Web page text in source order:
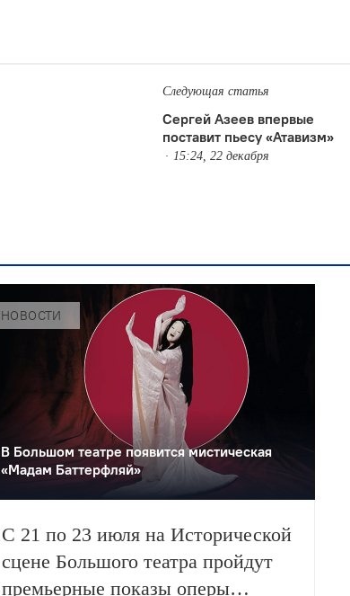
Следующая статья
Сергей Азеев впервые
поставит пьесу «Атавизм»
15:24, 22 декабря
НОВОСТИ
В Большом театре появится мистическая
«Мадам Баттерфляй»
С 21 по 23 июля на Исторической
сцене Большого театра пройдут
премьерные показы оперы